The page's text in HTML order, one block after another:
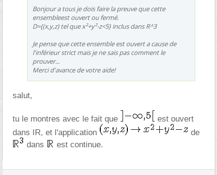
Bonjour a tous je dois faire la preuve que cette
ensembleest ouvert ou fermé.
D={(x,y,z) tel que x²+y²-z<5} inclus dans R^3
Je pense que cette ensemble est ouvert a cause de
l'inférieur strict mais je ne sais pas comment le
prouver...
Merci d'avance de votre aide!
salut,
tu le montres avec le fait que
est ouvert
dans IR, et l'application
de
dans
est continue.